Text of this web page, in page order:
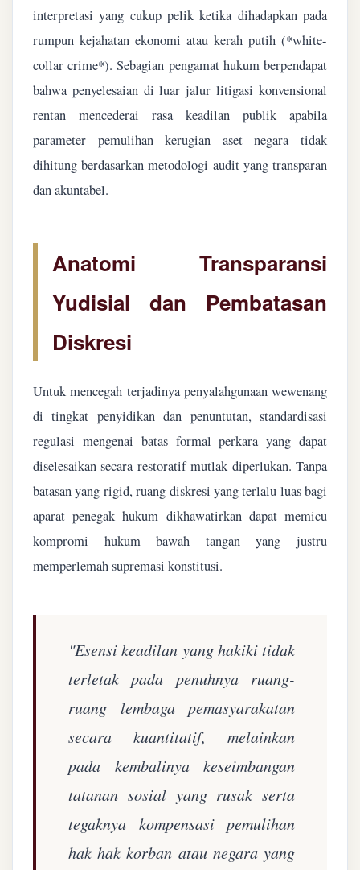
interpretasi yang cukup pelik ketika dihadapkan pada
rumpun kejahatan ekonomi atau kerah putih (*white-
collar crime*). Sebagian pengamat hukum berpendapat
bahwa penyelesaian di luar jalur litigasi konvensional
rentan mencederai rasa keadilan publik apabila
parameter pemulihan kerugian aset negara tidak
dihitung berdasarkan metodologi audit yang transparan
dan akuntabel.
Anatomi Transparansi
Yudisial dan Pembatasan
Diskresi
Untuk mencegah terjadinya penyalahgunaan wewenang
di tingkat penyidikan dan penuntutan, standardisasi
regulasi mengenai batas formal perkara yang dapat
diselesaikan secara restoratif mutlak diperlukan. Tanpa
batasan yang rigid, ruang diskresi yang terlalu luas bagi
aparat penegak hukum dikhawatirkan dapat memicu
kompromi hukum bawah tangan yang justru
memperlemah supremasi konstitusi.
"Esensi keadilan yang hakiki tidak
terletak pada penuhnya ruang-
ruang lembaga pemasyarakatan
secara kuantitatif, melainkan
pada kembalinya keseimbangan
tatanan sosial yang rusak serta
tegaknya kompensasi pemulihan
hak hak korban atau negara yang